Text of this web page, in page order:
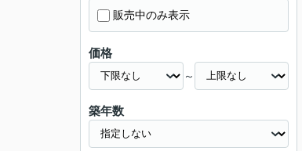
販売中のみ表示
価格
～
築年数